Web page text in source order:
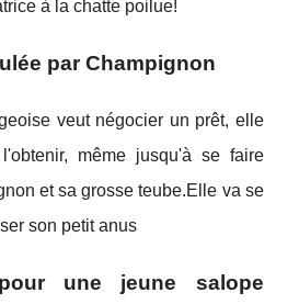
à la chatte poilue!
par Champignon
veut négocier un prêt, elle
même jusqu'à se faire
et sa grosse teube.Elle va se
son petit anus
une jeune salope